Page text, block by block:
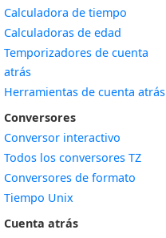
Calculadora de tiempo
Calculadoras de edad
Temporizadores de cuenta
atrás
Herramientas de cuenta atrás
Conversores
Conversor interactivo
Todos los conversores TZ
Conversores de formato
Tiempo Unix
Cuenta atrás